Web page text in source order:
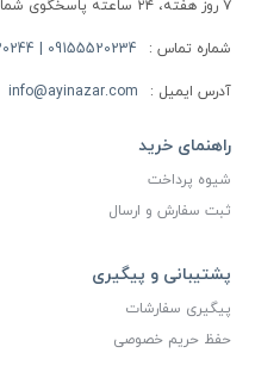
۷ روز هفته، ۲۴ ساعته پاسخگوی شما هستیم.
شماره تماس : 09155520234 | 09155520244
آدرس ایمیل : info@ayinazar.com
راهنمای خرید
شیوه پرداخت
ثبت سفارش و ارسال
پشتیبانی و پیگیری
پیگیری سفارشات
حفظ حریم خصوصی